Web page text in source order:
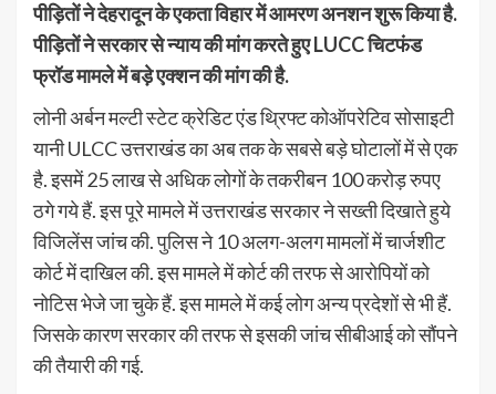
पीड़ितों ने देहरादून के एकता विहार में आमरण अनशन शुरू किया है.
पीड़ितों ने सरकार से न्याय की मांग करते हुए LUCC चिटफंड
फ्रॉड मामले में बड़े एक्शन की मांग की है.
लोनी अर्बन मल्टी स्टेट क्रेडिट एंड थ्रिफ्ट कोऑपरेटिव सोसाइटी
यानी ULCC उत्तराखंड का अब तक के सबसे बड़े घोटालों में से एक
है. इसमें 25 लाख से अधिक लोगों के तकरीबन 100 करोड़ रुपए
ठगे गये हैं. इस पूरे मामले में उत्तराखंड सरकार ने सख्ती दिखाते हुये
विजिलेंस जांच की. पुलिस ने 10 अलग-अलग मामलों में चार्जशीट
कोर्ट में दाखिल की. इस मामले में कोर्ट की तरफ से आरोपियों को
नोटिस भेजे जा चुके हैं. इस मामले में कई लोग अन्य प्रदेशों से भी हैं.
जिसके कारण सरकार की तरफ से इसकी जांच सीबीआई को सौंपने
की तैयारी की गई.